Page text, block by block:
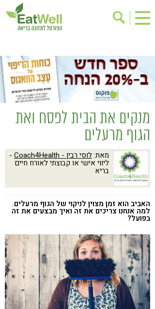
בישול בריא
אינדקס עסקים
ריפוי ומניעת מחלות
בריאות האישה
מתכוני בריאות
אירועים
שינוי תזונתי
גישות בתזונה
ניקוי רעלים
מזונות על
ילדים
רגישות לגלוטן
טעים להכיר
מנקים את הבית לפסח ואת
הגוף מרעלים
מאת:לוסי רבין - Coach4Health -
ליווי אישי או קבוצתי לאורח חיים
בריא
האביב הוא זמן מצוין לניקוי של הגוף מרעלים.
למה אנחנו צריכים את זה ואיך מבצעים את זה
בפועל?